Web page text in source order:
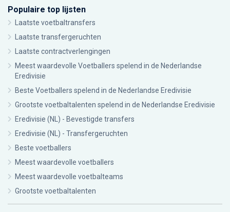
Populaire top lijsten
Laatste voetbaltransfers
Laatste transfergeruchten
Laatste contractverlengingen
Meest waardevolle Voetballers spelend in de Nederlandse
Eredivisie
Beste Voetballers spelend in de Nederlandse Eredivisie
Grootste voetbaltalenten spelend in de Nederlandse Eredivisie
Eredivisie (NL) - Bevestigde transfers
Eredivisie (NL) - Transfergeruchten
Beste voetballers
Meest waardevolle voetballers
Meest waardevolle voetbalteams
Grootste voetbaltalenten